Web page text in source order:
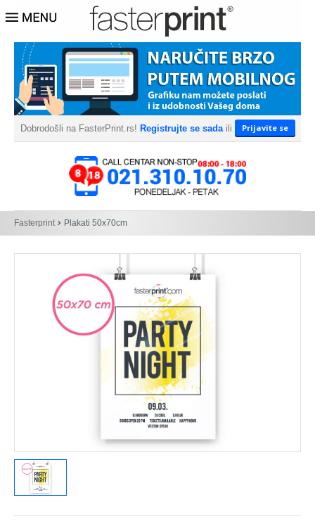
Dobrodošli na FasterPrint.rs! Registrujte se sadaili Prijavite se
Fasterprint Plakati 50x70cm